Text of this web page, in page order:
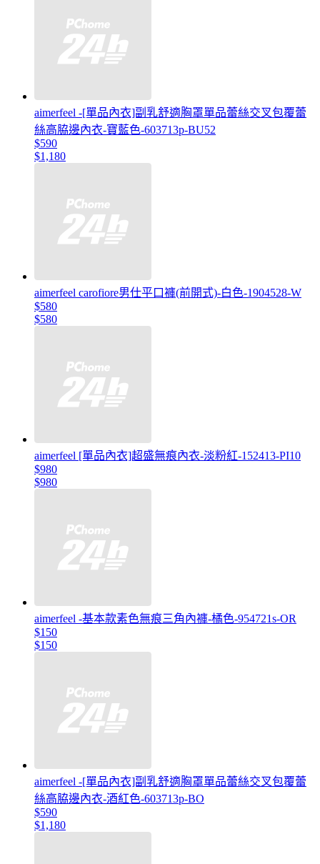
aimerfeel -[單品內衣]副乳舒適胸罩單品蕾絲交叉包覆蕾
絲高脇邊內衣-寶藍色-603713p-BU52
$590
$1,180
aimerfeel carofiore男仕平口褲(前開式)-白色-1904528-W
$580
$580
aimerfeel [單品內衣]超盛無痕內衣-淡粉紅-152413-PI10
$980
$980
aimerfeel -基本款素色無痕三角內褲-橘色-954721s-OR
$150
$150
aimerfeel -[單品內衣]副乳舒適胸罩單品蕾絲交叉包覆蕾
絲高脇邊內衣-酒紅色-603713p-BO
$590
$1,180